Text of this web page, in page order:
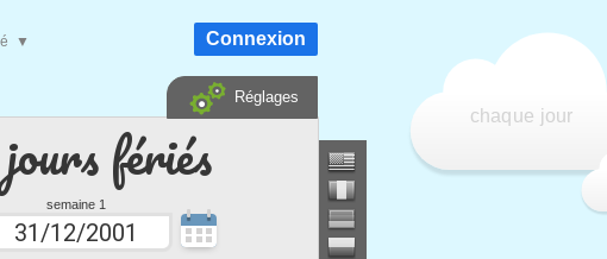
fériés
semaine 1
chaque jour
▼ Connexion
Réglages